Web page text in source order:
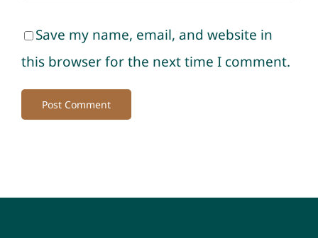
Save my name, email, and website in
this browser for the next time I comment.